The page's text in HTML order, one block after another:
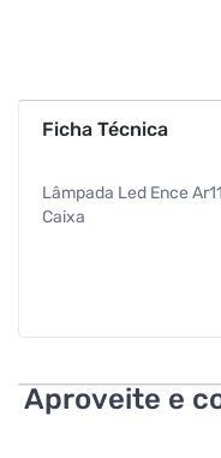
Ficha Técnica
Lâmpada Led Ence
Caixa
Aproveite e